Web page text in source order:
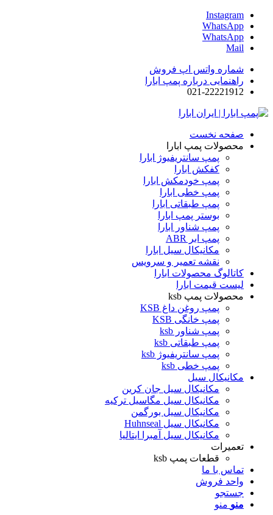
Instagram
WhatsApp
WhatsApp
Mail
شماره واتس اپ فروش
راهنمایی درباره پمپ ابارا
021-22221912
صفحه نخست
محصولات پمپ ابارا
پمپ سانتریفیوژ ابارا
کفکش ابارا
پمپ خودمکش ابارا
پمپ خطی ابارا
پمپ طبقاتی ابارا
بوستر پمپ ابارا
پمپ شناور ابارا
پمپ ابر ABR
مکانیکال سیل ابارا
نقشه تعمیر و سرویس
کاتالوگ محصولات ابارا
لیست قیمت ابارا
محصولات پمپ ksb
پمپ روغن داغ KSB
پمپ خانگی KSB
پمپ شناور ksb
پمپ طبقاتی ksb
پمپ سانتریفیوژ ksb
پمپ خطی ksb
مکانیکال سیل
مکانیکال سیل جان کرین
مکانیکال سیل مگاسیل ترکیه
مکانیکال سیل بورگمن
مکانیکال سیل Huhnseal
مکانیکال سیل آمبرا ایتالیا
تعمیرات
قطعات پمپ ksb
تماس با ما
واحد فروش
جستجو
منو منو